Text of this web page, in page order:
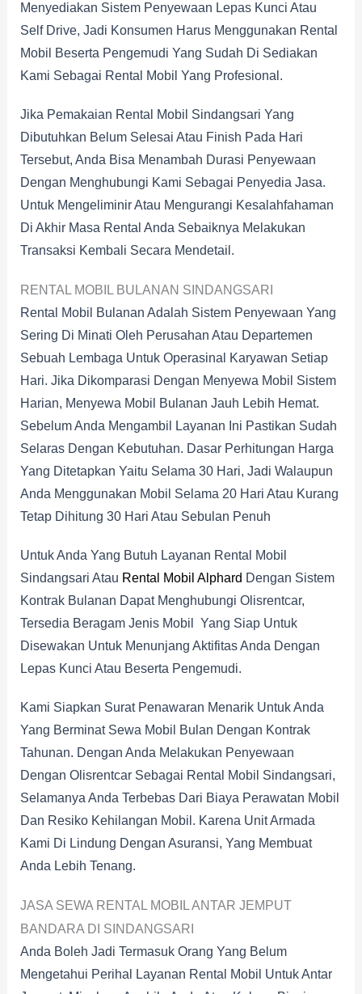
Menyediakan Sistem Penyewaan Lepas Kunci Atau
Self Drive, Jadi Konsumen Harus Menggunakan Rental
Mobil Beserta Pengemudi Yang Sudah Di Sediakan
Kami Sebagai Rental Mobil Yang Profesional.
Jika Pemakaian Rental Mobil Sindangsari Yang
Dibutuhkan Belum Selesai Atau Finish Pada Hari
Tersebut, Anda Bisa Menambah Durasi Penyewaan
Dengan Menghubungi Kami Sebagai Penyedia Jasa.
Untuk Mengeliminir Atau Mengurangi Kesalahfahaman
Di Akhir Masa Rental Anda Sebaiknya Melakukan
Transaksi Kembali Secara Mendetail.
RENTAL MOBIL BULANAN SINDANGSARI
Rental Mobil Bulanan Adalah Sistem Penyewaan Yang
Sering Di Minati Oleh Perusahan Atau Departemen
Sebuah Lembaga Untuk Operasinal Karyawan Setiap
Hari. Jika Dikomparasi Dengan Menyewa Mobil Sistem
Harian, Menyewa Mobil Bulanan Jauh Lebih Hemat.
Sebelum Anda Mengambil Layanan Ini Pastikan Sudah
Selaras Dengan Kebutuhan. Dasar Perhitungan Harga
Yang Ditetapkan Yaitu Selama 30 Hari, Jadi Walaupun
Anda Menggunakan Mobil Selama 20 Hari Atau Kurang
Tetap Dihitung 30 Hari Atau Sebulan Penuh
Untuk Anda Yang Butuh Layanan Rental Mobil
Sindangsari Atau Rental Mobil Alphard Dengan Sistem
Kontrak Bulanan Dapat Menghubungi Olisrentcar,
Tersedia Beragam Jenis Mobil Yang Siap Untuk
Disewakan Untuk Menunjang Aktifitas Anda Dengan
Lepas Kunci Atau Beserta Pengemudi.
Kami Siapkan Surat Penawaran Menarik Untuk Anda
Yang Berminat Sewa Mobil Bulan Dengan Kontrak
Tahunan. Dengan Anda Melakukan Penyewaan
Dengan Olisrentcar Sebagai Rental Mobil Sindangsari,
Selamanya Anda Terbebas Dari Biaya Perawatan Mobil
Dan Resiko Kehilangan Mobil. Karena Unit Armada
Kami Di Lindung Dengan Asuransi, Yang Membuat
Anda Lebih Tenang.
JASA SEWA RENTAL MOBIL ANTAR JEMPUT
BANDARA DI SINDANGSARI
Anda Boleh Jadi Termasuk Orang Yang Belum
Mengetahui Perihal Layanan Rental Mobil Untuk Antar